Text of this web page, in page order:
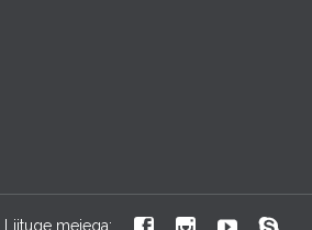
Liituge meiega: